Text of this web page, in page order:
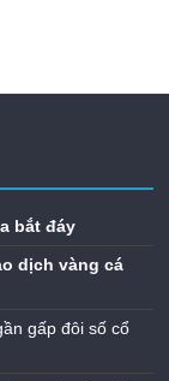
bắt đáy
dịch vàng cá
gấp đôi số cổ